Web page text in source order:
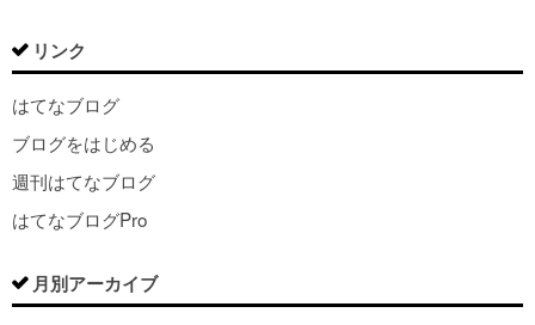
リンク
はてなブログ
ブログをはじめる
週刊はてなブログ
はてなブログPro
月別アーカイブ